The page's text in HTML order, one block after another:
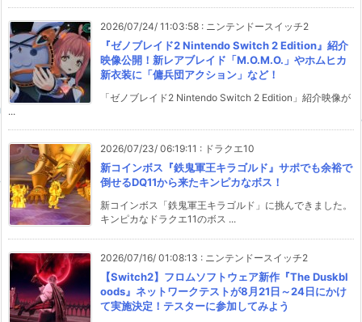
2026/07/24/ 11:03:58 : ニンテンドースイッチ2
『ゼノブレイド2 Nintendo Switch 2 Edition』紹介
映像公開！新レアブレイド「M.O.M.O.」やホムヒカ
新衣装に「傭兵団アクション」など！
「ゼノブレイド2 Nintendo Switch 2 Edition」紹介映像が
...
2026/07/23/ 06:19:11 : ドラクエ10
新コインボス『鉄鬼軍王キラゴルド』サポでも余裕で
倒せるDQ11から来たキンピカなボス！
新コインボス「鉄鬼軍王キラゴルド」に挑んできました。
キンピカなドラクエ11のボス ...
2026/07/16/ 01:08:13 : ニンテンドースイッチ2
【Switch2】フロムソフトウェア新作『The Duskbl
oods』ネットワークテストが8月21日～24日にかけ
て実施決定！テスターに参加してみよう